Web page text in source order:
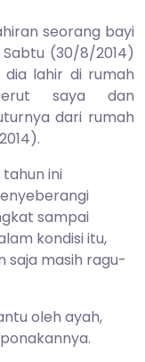
seorang bayi
(30/8/2014)
dia lahir di rumah
saya dan
dari rumah
ini
sampai
kondisi itu,
saja masih ragu-
oleh ayah,